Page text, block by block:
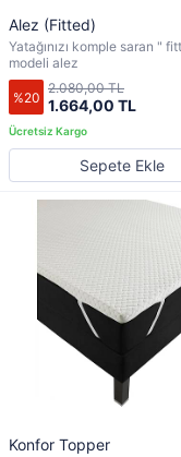
Alez (Fitted)
Yatağınızı komple saran "
modeli alez
%20 1.664,00 TL
2.080,00 TL
Sepete Ekle
Konfor Topper